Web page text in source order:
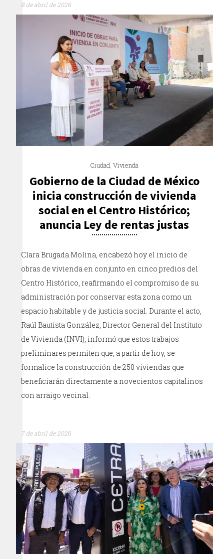
8 de abril de 2026
Ciudad,Vivienda
Gobierno de la Ciudad de México
inicia construcción de vivienda
social en el Centro Histórico;
anuncia Ley de rentas justas
Clara Brugada Molina, encabezó hoy el inicio de
obras de vivienda en conjunto en cinco predios del
Centro Histórico, reafirmando el compromiso de su
administración por conservar esta zona como un
espacio habitable y de justicia social. Durante el acto,
Raúl Bautista González, Director General del Instituto
de Vivienda (INVI), informó que estos trabajos
preliminares permiten que, a partir de hoy, se
formalice la construcción de 250 viviendas que
beneficiarán directamente a novecientos capitalinos
con arraigo vecinal.
7 de abril de 2026